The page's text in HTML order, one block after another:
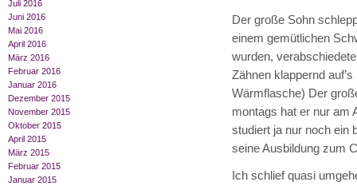
Juli 2016
Juni 2016
Mai 2016
April 2016
März 2016
Februar 2016
Januar 2016
Dezember 2015
November 2015
Oktober 2015
April 2015
März 2015
Februar 2015
Januar 2015
Der große Sohn
einem gemütlichen
wurden,
Zähnen klappernd
Wärmflasche) Der
montags hat er nur am
studiert ja nur noch ein
seine Ausbildung zum
Ich schlief quasi